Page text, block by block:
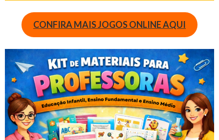
CONFIRA MAIS JOGOS ONLINE AQUI